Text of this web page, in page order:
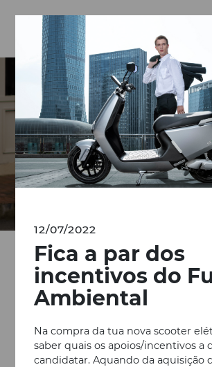
Notícias
12/07/2022
Fica a par dos
incentivos do
Ambiental
Na compra da tua nova scooter
saber quais os apoios/incentivos a
candidatar. Aquando da aquisição
Descubra aqui
as últimas notícias